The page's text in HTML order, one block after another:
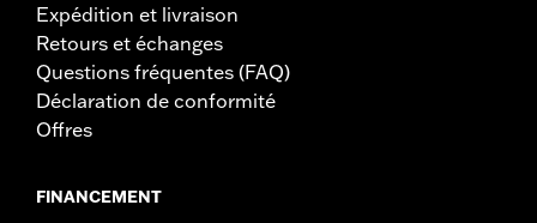
Expédition et livraison
Retours et échanges
Questions fréquentes (FAQ)
Déclaration de conformité
Offres
FINANCEMENT